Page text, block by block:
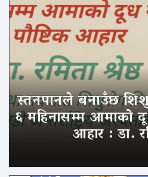
स्तनपानले बनाउँछ
६ महिनासम्म आमाको
आहार : डा.